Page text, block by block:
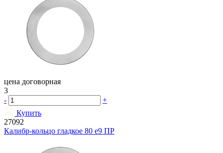
цена договорная
3
-
+
Купить
27092
Калибр-кольцо гладкое 80 e9 ПР